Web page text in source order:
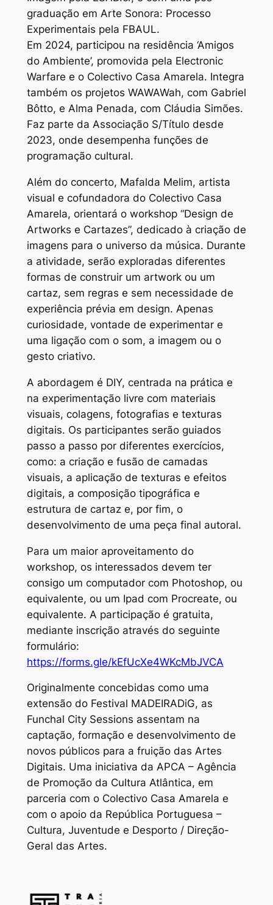
graduação em Arte Sonora: Processo
Experimentais pela FBAUL.
Em 2024, participou na residência ‘Amigos
do Ambiente’, promovida pela Electronic
Warfare e o Colectivo Casa Amarela. Integra
também os projetos WAWAWah, com Gabriel
Bôtto, e Alma Penada, com Cláudia Simões.
Faz parte da Associação S/Título desde
2023, onde desempenha funções de
programação cultural.
Além do concerto, Mafalda Melim, artista
visual e cofundadora do Colectivo Casa
Amarela, orientará o workshop “Design de
Artworks e Cartazes”, dedicado à criação de
imagens para o universo da música. Durante
a atividade, serão exploradas diferentes
formas de construir um artwork ou um
cartaz, sem regras e sem necessidade de
experiência prévia em design. Apenas
curiosidade, vontade de experimentar e
uma ligação com o som, a imagem ou o
gesto criativo.
A abordagem é DIY, centrada na prática e
na experimentação livre com materiais
visuais, colagens, fotografias e texturas
digitais. Os participantes serão guiados
passo a passo por diferentes exercícios,
como: a criação e fusão de camadas
visuais, a aplicação de texturas e efeitos
digitais, a composição tipográfica e
estrutura de cartaz e, por fim, o
desenvolvimento de uma peça final autoral.
Para um maior aproveitamento do
workshop, os interessados devem ter
consigo um computador com Photoshop, ou
equivalente, ou um Ipad com Procreate, ou
equivalente. A participação é gratuita,
mediante inscrição através do seguinte
formulário:
https://forms.gle/kEfUcXe4WKcMbJVCA
Originalmente concebidas como uma
extensão do Festival MADEIRADiG, as
Funchal City Sessions assentam na
captação, formação e desenvolvimento de
novos públicos para a fruição das Artes
Digitais. Uma iniciativa da APCA – Agência
de Promoção da Cultura Atlântica, em
parceria com o Colectivo Casa Amarela e
com o apoio da República Portuguesa –
Cultura, Juventude e Desporto / Direção-
Geral das Artes.